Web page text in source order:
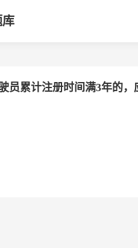
库
员累计注册时间满3年的，